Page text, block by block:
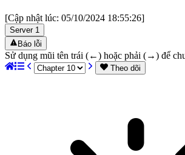
[Cập nhật lúc: 05/10/2024 18:55:26]
Server 1
Báo lỗi
Sử dụng mũi tên trái (←) hoặc phải (→) để
Theo dõi